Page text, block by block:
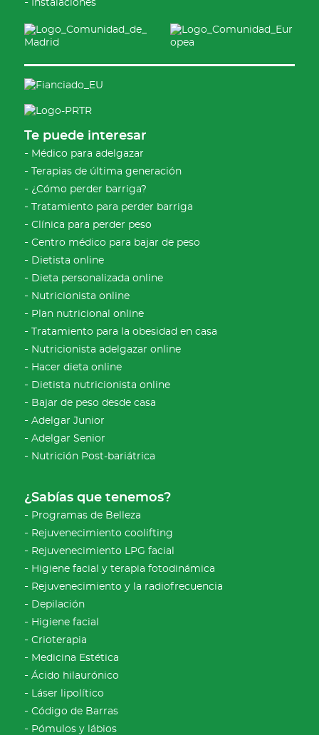
Instalaciones
Te puede interesar
Médico para adelgazar
Terapias de última generación
¿Cómo perder barriga?
Tratamiento para perder barriga
Clínica para perder peso
Centro médico para bajar de peso
Dietista online
Dieta personalizada online
Nutricionista online
Plan nutricional online
Tratamiento para la obesidad en casa
Nutricionista adelgazar online
Hacer dieta online
Dietista nutricionista online
Bajar de peso desde casa
Adelgar Junior
Adelgar Senior
Nutrición Post-bariátrica
¿Sabías que tenemos?
Programas de Belleza
Rejuvenecimiento coolifting
Rejuvenecimiento LPG facial
Higiene facial y terapia fotodinámica
Rejuvenecimiento y la radiofrecuencia
Depilación
Higiene facial
Crioterapia
Medicina Estética
Ácido hilaurónico
Láser lipolítico
Código de Barras
Pómulos y lábios